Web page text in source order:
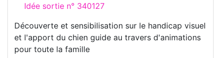
Idée sortie n° 340127
Découverte et sensibilisation sur le handicap visuel
et l'apport du chien guide au travers d'animations
pour toute la famille